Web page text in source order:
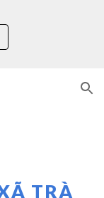
Skip to navigation
TRÀ